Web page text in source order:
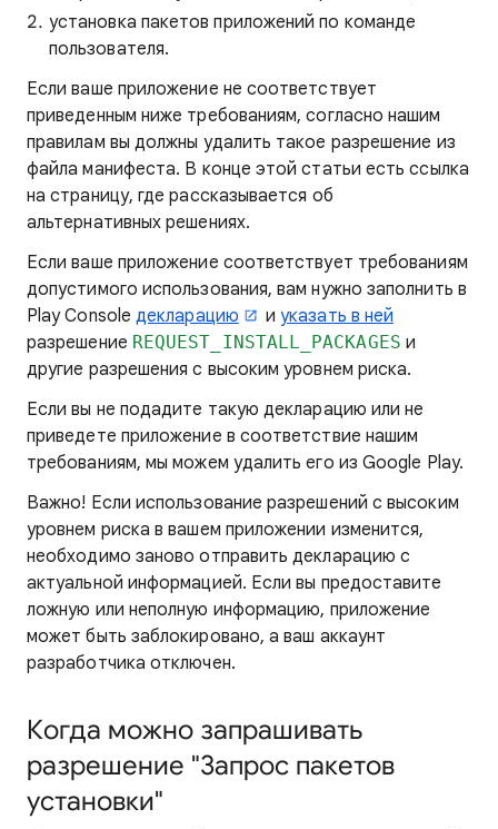
установка пакетов приложений по команде
пользователя.
Если ваше приложение не соответствует
приведенным ниже требованиям, согласно нашим
правилам вы должны удалить такое разрешение из
файла манифеста. В конце этой статьи есть ссылка
на страницу, где рассказывается об
альтернативных решениях.
Если ваше приложение соответствует требованиям
допустимого использования, вам нужно заполнить в
Play Consoleдекларацию иуказать в ней
разрешение REQUEST_INSTALL_PACKAGES и
другие разрешения с высоким уровнем риска.
Если вы не подадите такую декларацию или не
приведете приложение в соответствие нашим
требованиям, мы можем удалить его из Google Play.
Важно! Если использование разрешений с высоким
уровнем риска в вашем приложении изменится,
необходимо заново отправить декларацию с
актуальной информацией. Если вы предоставите
ложную или неполную информацию, приложение
может быть заблокировано, а ваш аккаунт
разработчика отключен.
Когда можно запрашивать
разрешение "Запрос пакетов
установки"